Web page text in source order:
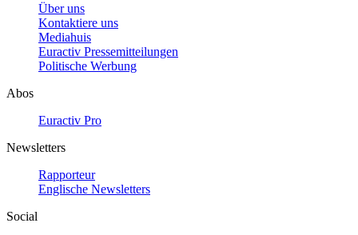
Über uns
Kontaktiere uns
Mediahuis
Euractiv Pressemitteilungen
Politische Werbung
Abos
Euractiv Pro
Newsletters
Rapporteur
Englische Newsletters
Social